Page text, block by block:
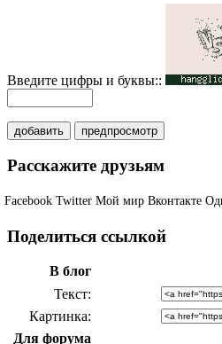
Введите цифры и буквы::
добавить предпросмотр
Расскажите друзьям
Facebook Twitter Мой мир Вконтакте
Поделиться ссылкой
В блог
Текст
Картинка
Для форума